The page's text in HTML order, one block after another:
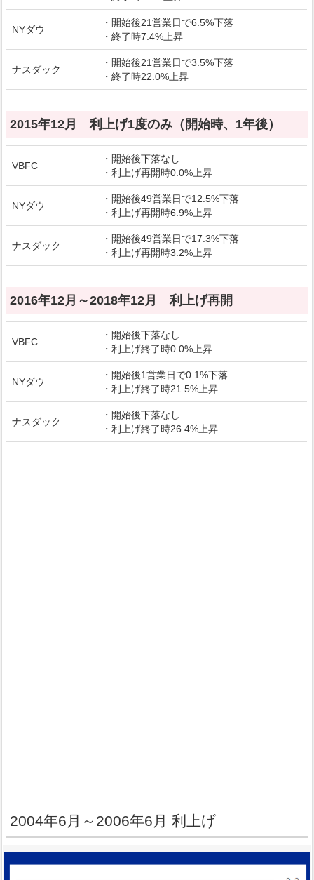
NYダウ
・開始後21営業日で6.5%下落
・終了時7.4%上昇
ナスダック
・開始後21営業日で3.5%下落
・終了時22.0%上昇
2015年12月 利上げ1度のみ（開始時、1年後）
VBFC
・開始後下落なし
・利上げ再開時0.0%上昇
NYダウ
・開始後49営業日で12.5%下落
・利上げ再開時6.9%上昇
ナスダック
・開始後49営業日で17.3%下落
・利上げ再開時3.2%上昇
2016年12月～2018年12月 利上げ再開
VBFC
・開始後下落なし
・利上げ終了時0.0%上昇
NYダウ
・開始後1営業日で0.1%下落
・利上げ終了時21.5%上昇
ナスダック
・開始後下落なし
・利上げ終了時26.4%上昇
2004年6月～2006年6月 利上げ